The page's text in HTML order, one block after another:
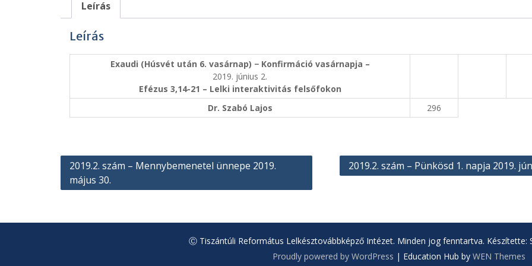
Leírás
Leírás
Exaudi (Húsvét után 6. vasárnap) − Konfirmáció vasárnapja –
2019. június 2.
Efézus 3,14-21 – Lelki interaktivitás felsőfokon
Dr. Szabó Lajos
296
Bejegyzés
navigáció
2019.2. szám – Mennybemenetel ünnepe 2019.
május 30.
2019.2. szám – Pünkösd 1. napja 2019.
Ⓒ Tiszántúli Református Lelkésztovábbképző Intézet. Minden jog fenntartva. Készítette:
Proudly powered by WordPress | Education Hub by WEN Themes